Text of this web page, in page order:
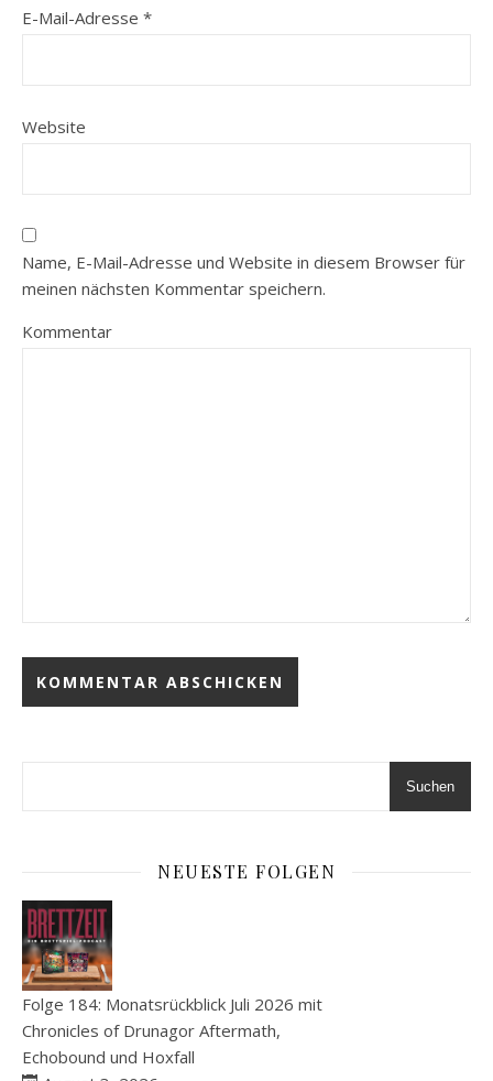
E-Mail-Adresse *
Website
Name, E-Mail-Adresse und Website in diesem Browser für
meinen nächsten Kommentar speichern.
Kommentar
Suchen
NEUESTE FOLGEN
Folge 184: Monatsrückblick Juli 2026 mit
Chronicles of Drunagor Aftermath,
Echobound und Hoxfall